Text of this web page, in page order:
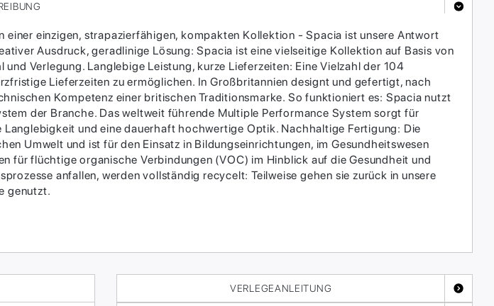
einzigen, strapazierfähigen, kompakten Kollektion - Spacia ist unsere Antwort
Ausdruck, geradlinige Lösung: Spacia ist eine vielseitige Kollektion auf Basis von
Verlegung. Langlebige Leistung, kurze Lieferzeiten: Eine Vielzahl der 104
Lieferzeiten zu ermöglichen. In Großbritannien designt und gefertigt, nach
Kompetenz einer britischen Traditionsmarke. So funktioniert es: Spacia nutzt
der Branche. Das weltweit führende Multiple Performance System sorgt für
und eine dauerhaft hochwertige Optik. Nachhaltige Fertigung: Die
Umwelt und ist für den Einsatz in Bildungseinrichtungen, im Gesundheitswesen
für flüchtige organische Verbindungen (VOC) im Hinblick auf die Gesundheit und
anfallen, werden vollständig recycelt: Teilweise gehen sie zurück in unsere
genutzt.
VERLEGEANLEITUNG